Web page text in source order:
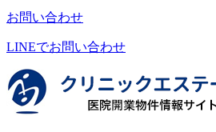
お問い合わせ
LINEでお問い合わせ